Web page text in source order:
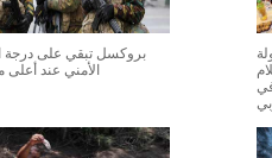
بروكسل تبقي على درجة
الأمني عند